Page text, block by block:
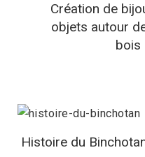
Création de
objets autour
bois
Histoire du